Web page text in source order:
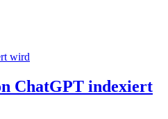
wird
ChatGPT indexiert